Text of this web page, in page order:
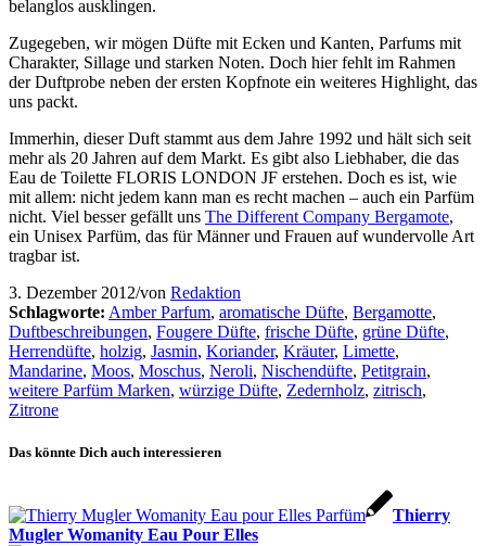
belanglos ausklingen.
Zugegeben, wir mögen Düfte mit Ecken und Kanten, Parfums mit
Charakter, Sillage und starken Noten. Doch hier fehlt im Rahmen
der Duftprobe neben der ersten Kopfnote ein weiteres Highlight, das
uns packt.
Immerhin, dieser Duft stammt aus dem Jahre 1992 und hält sich seit
mehr als 20 Jahren auf dem Markt. Es gibt also Liebhaber, die das
Eau de Toilette FLORIS LONDON JF erstehen. Doch es ist, wie
mit allem: nicht jedem kann man es recht machen – auch ein Parfüm
nicht. Viel besser gefällt uns The Different Company Bergamote,
ein Unisex Parfüm, das für Männer und Frauen auf wundervolle Art
tragbar ist.
3. Dezember 2012/von Redaktion
Schlagworte: Amber Parfum, aromatische Düfte, Bergamotte,
Duftbeschreibungen, Fougere Düfte, frische Düfte, grüne Düfte,
Herrendüfte, holzig, Jasmin, Koriander, Kräuter, Limette,
Mandarine, Moos, Moschus, Neroli, Nischendüfte, Petitgrain,
weitere Parfüm Marken, würzige Düfte, Zedernholz, zitrisch,
Zitrone
Das könnte Dich auch interessieren
Thierry
Mugler Womanity Eau Pour Elles